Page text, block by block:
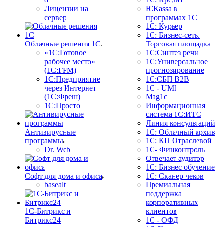
Лицензии на
сервер
Облачные решения 1С
«1C:Готовое
рабочее место»
(1С:ГРМ)
1С:Предприятие
через Интернет
(1С:Фреш)
1С:Просто
Антивирусные
программы
Dr. Web
Софт для дома и офиса
basealt
1С-Битрикс и
Битрикс24
ЮКаssа в
программах 1С
1С: Курьер
1С: Бизнес-сеть.
Торговая площадка
1С:Синтез речи
1С:Универсальное
прогнозирование
1С:СБП B2B
1C - UMI
Mag1c
Информационная
система 1С:ИТС
Линия консультаций
1С: Облачный архив
1С: КП Отраслевой
1С- Финконтроль
Отвечает аудитор
1С: Бизнес обучение
1С: Сканер чеков
Премиальная
поддержка
корпоративных
клиентов
1С - ОФД